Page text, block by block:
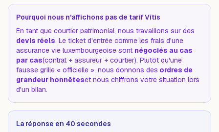
Pourquoi nous n'affichons pas de tarif Vitis
En tant que courtier patrimonial, nous travaillons sur des
devis réels. Le ticket d'entrée comme les frais d'une
assurance vie luxembourgeoise sont négociés au cas
par cas(contrat + assureur + courtier). Plutôt qu'une
fausse grille « officielle », nous donnons des ordres de
grandeur honnêteset nous chiffrons votre situation lors
d'un bilan.
La réponse en 40 secondes